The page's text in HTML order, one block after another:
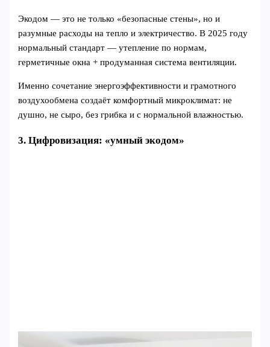
Экодом — это не только «безопасные стены», но и
разумные расходы на тепло и электричество. В 2025 году
нормальный стандарт — утепление по нормам,
герметичные окна + продуманная система вентиляции.
Именно сочетание энергоэффективности и грамотного
воздухообмена создаёт комфортный микроклимат: не
душно, не сыро, без грибка и с нормальной влажностью.
3. Цифровизация: «умный экодом»